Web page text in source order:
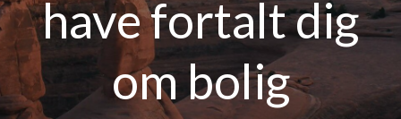
have fortalt dig
om bolig